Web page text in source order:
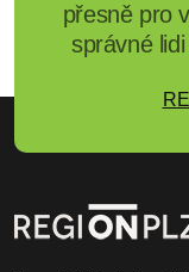
přesně pro
správné